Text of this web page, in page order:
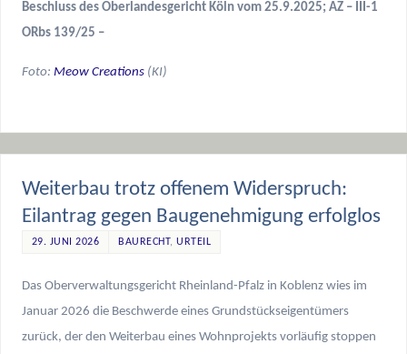
Beschluss des Oberlandesgericht Köln vom 25.9.2025; AZ – III-1
ORbs 139/25 –
Foto: Meow Creations(KI)
Weiterbau trotz offenem Widerspruch:
Eilantrag gegen Baugenehmigung erfolglos
29. JUNI 2026 BAURECHT,URTEIL
Das Oberverwaltungsgericht Rheinland-Pfalz in Koblenz wies im
Januar 2026 die Beschwerde eines Grundstückseigentümers
zurück, der den Weiterbau eines Wohnprojekts vorläufig stoppen